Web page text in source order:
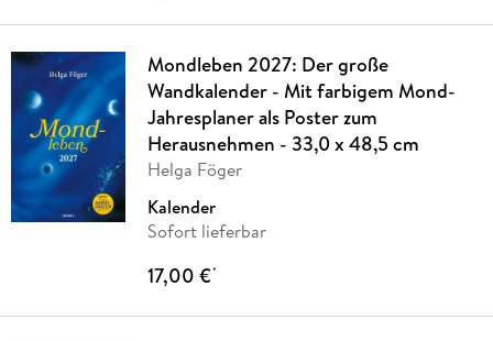
Mondleben 2027: Der große
Wandkalender - Mit farbigem Mond-
Jahresplaner als Poster zum
Herausnehmen - 33,0 x 48,5 cm
Helga Föger
Kalender
Sofort lieferbar
17,00 €*